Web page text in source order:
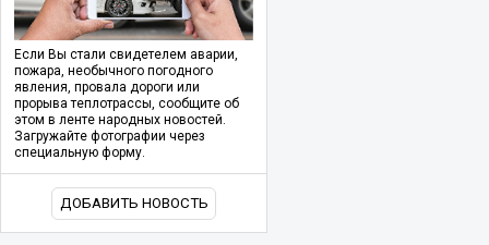
Если Вы стали свидетелем аварии,
пожара, необычного погодного
явления, провала дороги или
прорыва теплотрассы, сообщите об
этом в ленте народных новостей.
Загружайте фотографии через
специальную форму.
ДОБАВИТЬ НОВОСТЬ